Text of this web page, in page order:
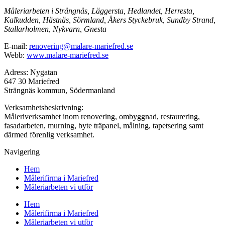
Måleriarbeten i Strängnäs, Läggersta, Hedlandet, Herresta,
Kalkudden, Hästnäs, Sörmland, Åkers Styckebruk, Sundby Strand,
Stallarholmen, Nykvarn, Gnesta
E-mail: renovering@malare-mariefred.se
Webb: www.malare-mariefred.se
Adress: Nygatan
647 30 Mariefred
Strängnäs kommun, Södermanland
Verksamhetsbeskrivning:
Måleriverksamhet inom renovering, ombyggnad, restaurering,
fasadarbeten, murning, byte träpanel, målning, tapetsering samt
därmed förenlig verksamhet.
Navigering
Hem
Målerifirma i Mariefred
Måleriarbeten vi utför
Hem
Målerifirma i Mariefred
Måleriarbeten vi utför